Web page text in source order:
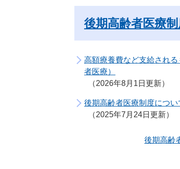
後期高齢者医療
高額療養費など支給され
者医療）
2026年8月1日更新
後期高齢者医療制度につい
2025年7月24日更新
後期高齢